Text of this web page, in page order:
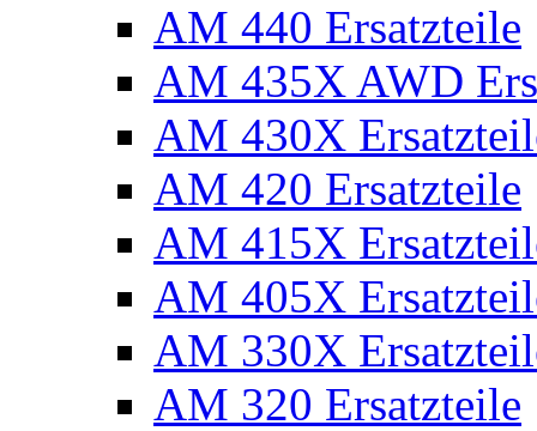
AM 440 Ersatzteile
AM 435X AWD
AM 430X
AM 420 Ersatzteile
AM 415X
AM 405X
AM 330X
AM 320 Ersatzteile